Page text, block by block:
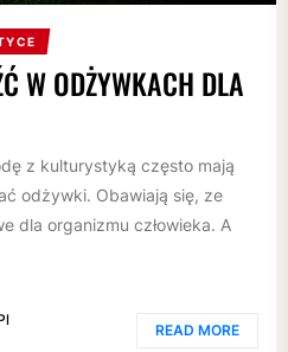
W ODŻYWKACH DLA
z kulturystyką często mają
odżywki. Obawiają się, ze
dla organizmu człowieka. A
READ MORE